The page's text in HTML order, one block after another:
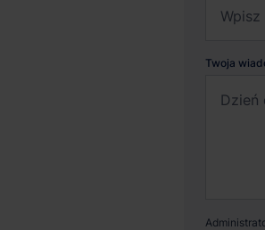
Twoja